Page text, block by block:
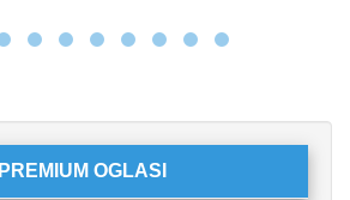
PREMIUM OGLASI